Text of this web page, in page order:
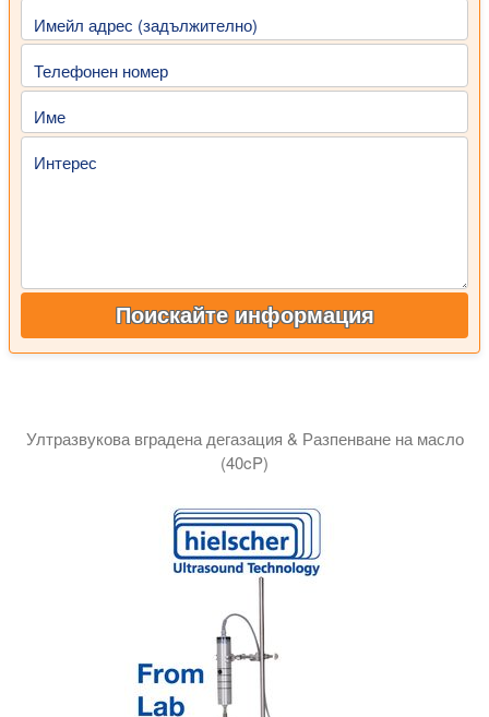
Имейл адрес (задължително)
Телефонен номер
Име
Интерес
Поискайте информация
Ултразвукова вградена дегазация & Разпенване на масло
(40cP)